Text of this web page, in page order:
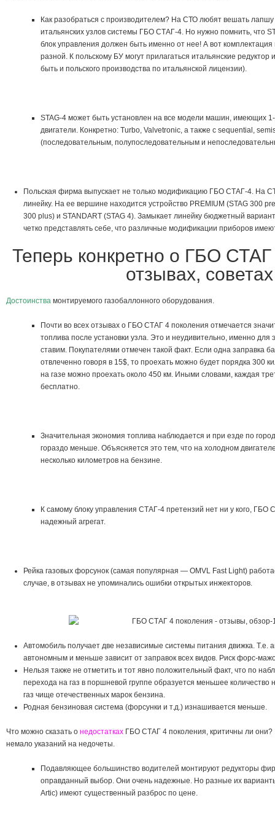
Как разобраться с производителем? На СТО любят вешать
итальянских узлов системы ГБО СТАГ-4. Но нужно помнить, что
блок управления должен быть именно от нее! А вот
разной. К польскому БУ могут прилагаться итальянские редуктор
быть и польского производства по итальянской лицензии).
STAG-4 может быть установлен на все модели машин, имеющих
двигатели. Конкретно: Turbо, Valvetronic, а также с sequential,
(последовательным, полупоследовательным и
Польская фирма выпускает не только модификацию ГБО СТАГ-4. На
линейку. На ее вершине находится устройство PREMIUM (STAG 300
300 plus) и STANDART (STAG 4). Замыкает линейку бюджетный
четко представлять себе, что различные модификации приборов
Теперь конкретно о ГБО
отзывах, советах
Достоинства монтируемого газобаллонного оборудования.
Почти во всех отзывах о ГБО СТАГ 4 поколения отмечается
топлива после установки узла. Это и неудивительно, именно для
ставим. Покупателями отмечен такой факт. Если одна заправка
отвлеченно говоря в 15$, то проехать можно будет порядка 300
на газе можно проехать около 450 км. Иными словами, каждая
бесплатно.
Значительная экономия топлива наблюдается и при езде по
гораздо меньше. Объясняется это тем, что на холодном
несколько километров на бензине.
К самому блоку управления СТАГ-4 претензий нет ни у кого,
надежный агрегат.
Рейка газовых форсунок (самая популярная — OMVL Fast Light)
случае, в отзывах не упоминались ошибки открытых инжекторов.
Автомобиль получает две независимые системы питания движка. Т.е.
автономным и меньше зависит от заправок всех видов. Риск форс-
Нельзя также не отметить и тот явно положительный факт, что по
перехода на газ в поршневой группе образуется меньшее количество
газ чище отечественных марок бензина.
Родная бензиновая система (форсунки и т.д.) изнашивается меньше.
Что можно сказать о недостатках ГБО СТАГ 4 поколения, критичны ли
немало указаний на недочеты.
Подавляющее большинство водителей монтируют редукторы
оправданный выбор. Они очень надежные. Но разные их
Artic) имеют существенный разброс по цене.